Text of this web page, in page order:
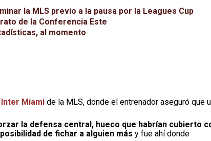
la MLS previo a la pausa por la Leagues Cup
de la Conferencia Este
al momento
Miami de la MLS, donde el entrenador aseguró que
la defensa central, hueco que habrían cubierto
de fichar a alguien más y fue ahí donde